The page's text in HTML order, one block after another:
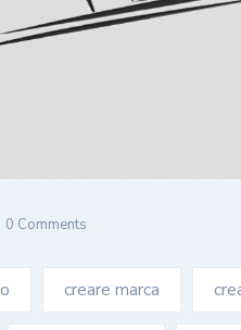
0 Comments
creare marca